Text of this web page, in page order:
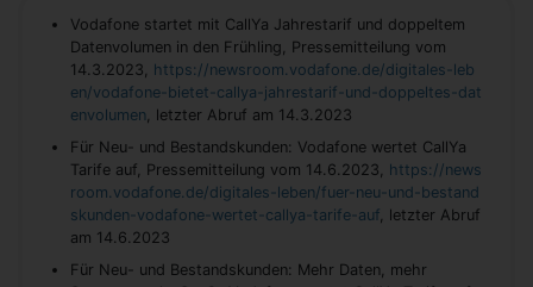
Vodafone startet mit CallYa Jahrestarif und doppeltem
Datenvolumen in den Frühling, Pressemitteilung vom
14.3.2023, https://newsroom.vodafone.de/digitales-leb
en/vodafone-bietet-callya-jahrestarif-und-doppeltes-dat
envolumen , letzter Abruf am 14.3.2023
Für Neu- und Bestandskunden: Vodafone wertet CallYa
Tarife auf, Pressemitteilung vom 14.6.2023, https://news
room.vodafone.de/digitales-leben/fuer-neu-und-bestand
skunden-vodafone-wertet-callya-tarife-auf , letzter Abruf
am 14.6.2023
Für Neu- und Bestandskunden: Mehr Daten, mehr